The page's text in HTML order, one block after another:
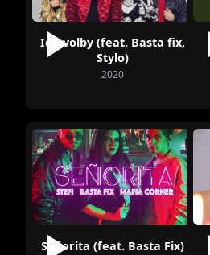
Idú voľby (feat. Basta fix,
Stylo)
2020
Seňorita (feat. Basta Fix)